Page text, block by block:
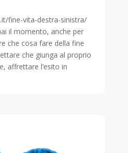
fine-vita-destra-sinistra/
il momento, anche per
che cosa fare della fine
che giunga al proprio
affrettare l’esito in